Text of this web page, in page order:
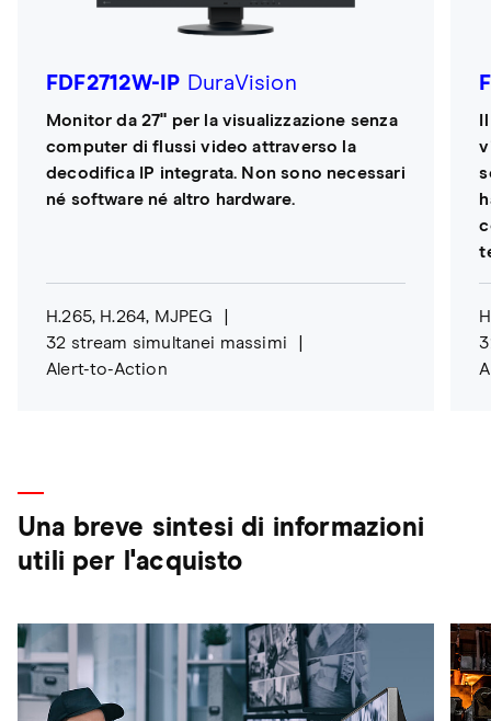
FDF2712W-IP DuraVision
Monitor da 27" per la visualizzazione senza
computer di flussi video attraverso la
decodifica IP integrata. Non sono necessari
né software né altro hardware.
H.265, H.264, MJPEG
32 stream simultanei massimi
Alert-to-Action
Una breve sintesi di informazioni
utili per l'acquisto